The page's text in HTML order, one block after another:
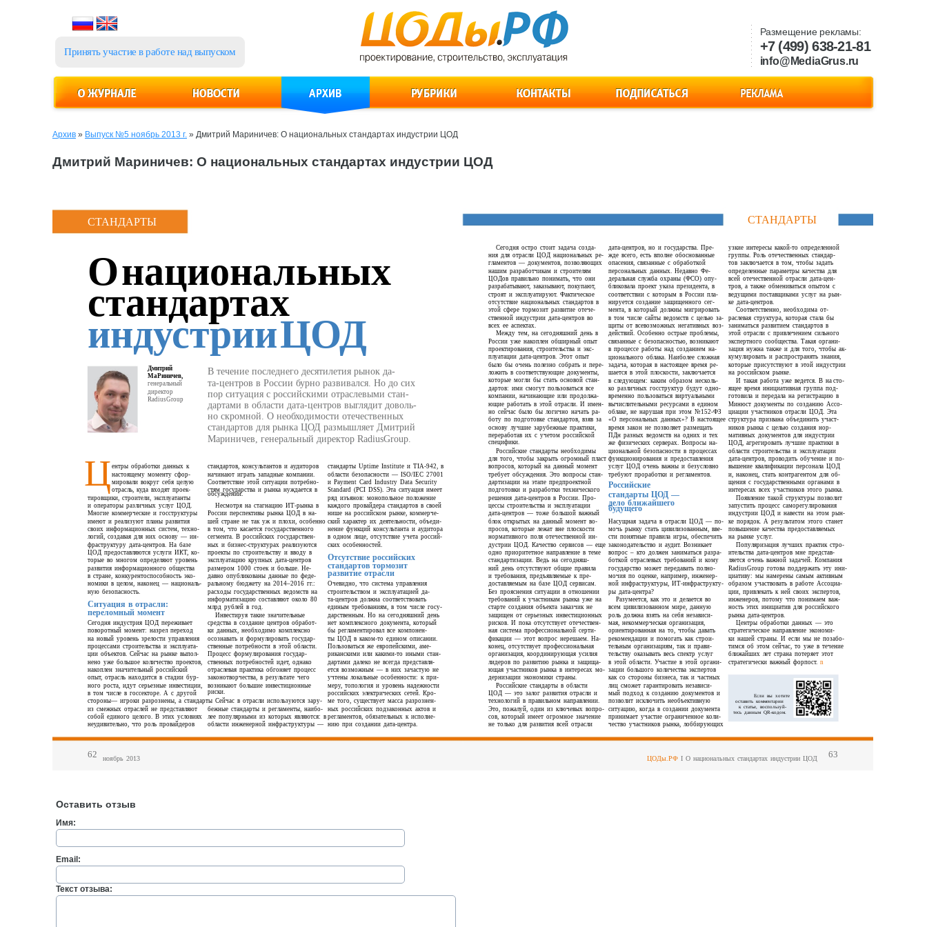
Принять участие в работе над выпуском
Размещение рекламы:
+7 (499) 638-21-81
info@MediaGrus.ru
Архив » Выпуск №5 ноябрь 2013 г. » Дмитрий Мариничев: О национальных стандартах индустрии ЦОД
Дмитрий Мариничев: О национальных стандартах индустрии ЦОД
Оставить отзыв
Имя:
Email:
Текст отзыва: